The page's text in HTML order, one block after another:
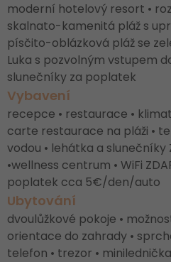
moderní hotelový resort •
skalnato-kamenitá pláž s
písčito-oblázková pláž se
Luka s pozvolným vstupem
slunečníky za poplatek
Vybavení
recepce • restaurace •
carte restaurace na pláži •
vodou • lehátka a slunečníky
•wellness centrum • WiFi
poplatek cca 5€/den/auto
Ubytování
dvoulůžkové pokoje •
orientace do zahrady •
telefon • trezor • minilednička